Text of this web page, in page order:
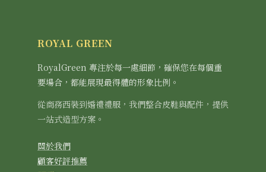
ROYAL GREEN
RoyalGreen 專注於每一處細節，確保您在每個重
要場合，都能展現最得體的形象比例。
從商務西裝到婚禮禮服，我們整合皮鞋與配件，提供
一站式造型方案。
關於我們
顧客好評推薦